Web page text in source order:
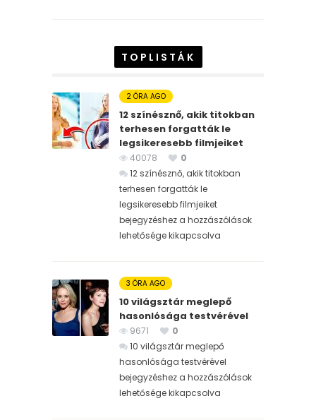
TOPLISTÁK
2 ÓRA AGO
12 színésznő, akik titokban
terhesen forgatták le
legsikeresebb filmjeiket
40078
0
12 színésznő, akik titokban
terhesen forgatták le
legsikeresebb filmjeiket
bejegyzéshez a hozzászólások
lehetősége kikapcsolva
3 ÓRA AGO
10 világsztár meglepő
hasonlósága testvérével
9671
0
10 világsztár meglepő
hasonlósága testvérével
bejegyzéshez a hozzászólások
lehetősége kikapcsolva